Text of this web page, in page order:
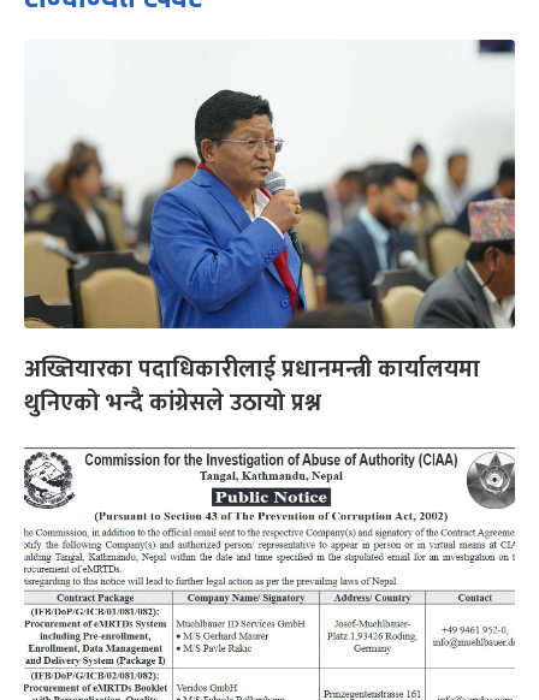
अख्तियारका पदाधिकारीलाई प्रधानमन्त्री कार्यालयमा
थुनिएको भन्दै कांग्रेसले उठायो प्रश्न